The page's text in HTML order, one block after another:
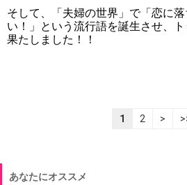
そして、「夫婦の世界」で「恋に
い！」という流行語を誕生させ、
果たしました！！
1 2 >
あなたにオススメ